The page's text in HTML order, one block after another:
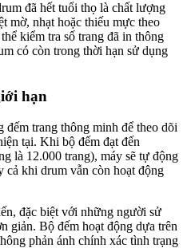
đã hết tuổi thọ là chất lượng
mờ, nhạt hoặc thiếu mực theo
kiểm tra số trang đã in thông
có còn trong thời hạn sử dụng
hạn
trang thông minh để theo dõi
tại. Khi bộ đếm đạt đến
là 12.000 trang), máy sẽ tự động
cả khi drum vẫn còn hoạt động
đặc biệt với những người sử
giản. Bộ đếm hoạt động dựa trên
phản ánh chính xác tình trạng